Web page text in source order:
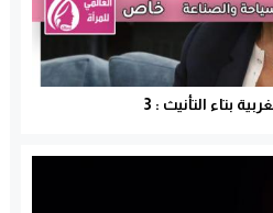
بتاء التأنيث : 3